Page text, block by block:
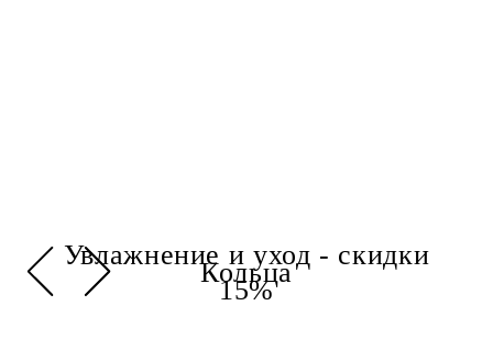
Увлажнение и уход - скидки
15%
Кольца